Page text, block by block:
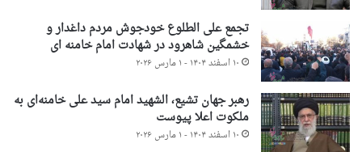
تجمع علی الطلوع خودجوش مردم داغدار و
خشمگین شاهرود در شهادت امام خامنه ای
۱۰ اسفند ۱۴۰۴ - ۱ مارس ۲۰۲۶
رهبر جهان تشیع، الشهید امام سید علی خامنه‌ای به
ملکوت اعلا پیوست
۱۰ اسفند ۱۴۰۴ - ۱ مارس ۲۰۲۶